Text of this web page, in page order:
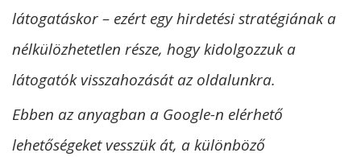
látogatáskor – ezért egy hirdetési stratégiának a
nélkülözhetetlen része, hogy kidolgozzuk a
látogatók visszahozását az oldalunkra.
Ebben az anyagban a Google-n elérhető
lehetőségeket vesszük át, a különböző